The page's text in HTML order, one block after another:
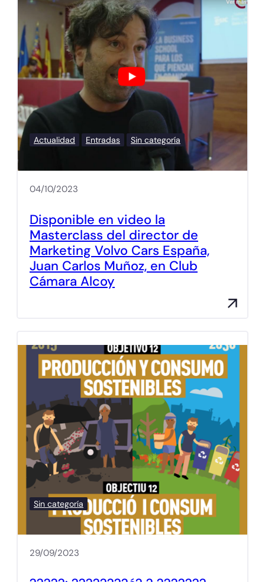
Actualidad Entradas Sin categoría
04/10/2023
Disponible en video la
Masterclass del director de
Marketing Volvo Cars España,
Juan Carlos Muñoz, en Club
Cámara Alcoy
Sin categoría
29/09/2023